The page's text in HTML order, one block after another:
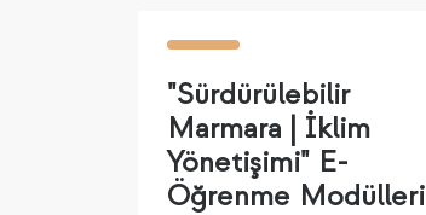
"Sürdürülebilir
Marmara | İklim
Yönetişimi" E-
Öğrenme Modülleri